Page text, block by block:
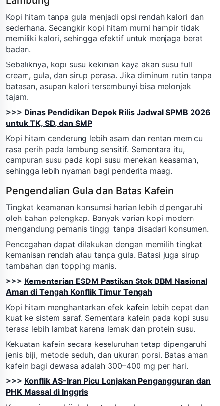
Kopi hitam tanpa gula menjadi opsi rendah kalori dan
sederhana. Secangkir kopi hitam murni hampir tidak
memiliki kalori, sehingga efektif untuk menjaga berat
badan.
Sebaliknya, kopi susu kekinian kaya akan susu full
cream, gula, dan sirup perasa. Jika diminum rutin tanpa
batasan, asupan kalori tersembunyi bisa melonjak
tajam.
>>> Dinas Pendidikan Depok Rilis Jadwal SPMB 2026
untuk TK, SD, dan SMP
Kopi hitam cenderung lebih asam dan rentan memicu
rasa perih pada lambung sensitif. Sementara itu,
campuran susu pada kopi susu menekan keasaman,
sehingga lebih nyaman bagi penderita maag.
Pengendalian Gula dan Batas Kafein
Tingkat keamanan konsumsi harian lebih dipengaruhi
oleh bahan pelengkap. Banyak varian kopi modern
mengandung pemanis tinggi tanpa disadari konsumen.
Pencegahan dapat dilakukan dengan memilih tingkat
kemanisan rendah atau tanpa gula. Batasi juga sirup
tambahan dan topping manis.
>>> Kementerian ESDM Pastikan Stok BBM Nasional
Aman di Tengah Konflik Timur Tengah
Kopi hitam menghantarkan efek kafein lebih cepat dan
kuat ke sistem saraf. Sementara kafein pada kopi susu
terasa lebih lambat karena lemak dan protein susu.
Kekuatan kafein secara keseluruhan tetap dipengaruhi
jenis biji, metode seduh, dan ukuran porsi. Batas aman
kafein bagi dewasa adalah 300–400 mg per hari.
>>> Konflik AS-Iran Picu Lonjakan Pengangguran dan
PHK Massal di Inggris